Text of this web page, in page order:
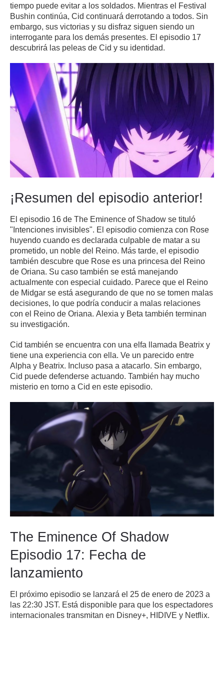
tiempo puede evitar a los soldados. Mientras el Festival
Bushin continúa, Cid continuará derrotando a todos. Sin
embargo, sus victorias y su disfraz siguen siendo un
interrogante para los demás presentes. El episodio 17
descubrirá las peleas de Cid y su identidad.
¡Resumen del episodio anterior!
El episodio 16 de The Eminence of Shadow se tituló
"Intenciones invisibles". El episodio comienza con Rose
huyendo cuando es declarada culpable de matar a su
prometido, un noble del Reino. Más tarde, el episodio
también descubre que Rose es una princesa del Reino
de Oriana. Su caso también se está manejando
actualmente con especial cuidado. Parece que el Reino
de Midgar se está asegurando de que no se tomen malas
decisiones, lo que podría conducir a malas relaciones
con el Reino de Oriana. Alexia y Beta también terminan
su investigación.
Cid también se encuentra con una elfa llamada Beatrix y
tiene una experiencia con ella. Ve un parecido entre
Alpha y Beatrix. Incluso pasa a atacarlo. Sin embargo,
Cid puede defenderse actuando. También hay mucho
misterio en torno a Cid en este episodio.
The Eminence Of Shadow
Episodio 17: Fecha de
lanzamiento
El próximo episodio se lanzará el 25 de enero de 2023 a
las 22:30 JST. Está disponible para que los espectadores
internacionales transmitan en Disney+, HIDIVE y Netflix.